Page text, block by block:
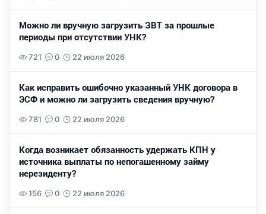
Можно ли вручную загрузить ЗВТ за прошлые
периоды при отсутствии УНК?
721 0 22 июля 2026
Как исправить ошибочно указанный УНК договора в
ЭСФ и можно ли загрузить сведения вручную?
781 0 22 июля 2026
Когда возникает обязанность удержать КПН у
источника выплаты по непогашенному займу
нерезиденту?
156 0 22 июля 2026